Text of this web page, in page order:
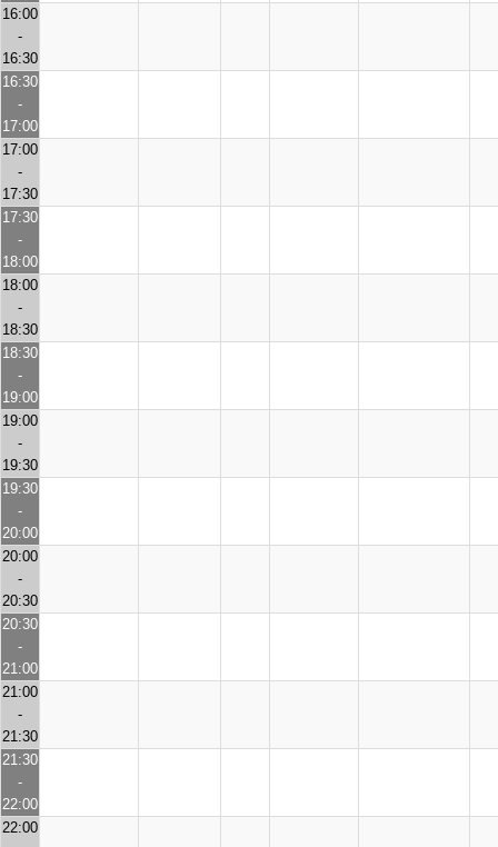
16:00
-
16:30
16:30
-
17:00
17:00
-
17:30
17:30
-
18:00
18:00
-
18:30
18:30
-
19:00
19:00
-
19:30
19:30
-
20:00
20:00
-
20:30
20:30
-
21:00
21:00
-
21:30
21:30
-
22:00
22:00